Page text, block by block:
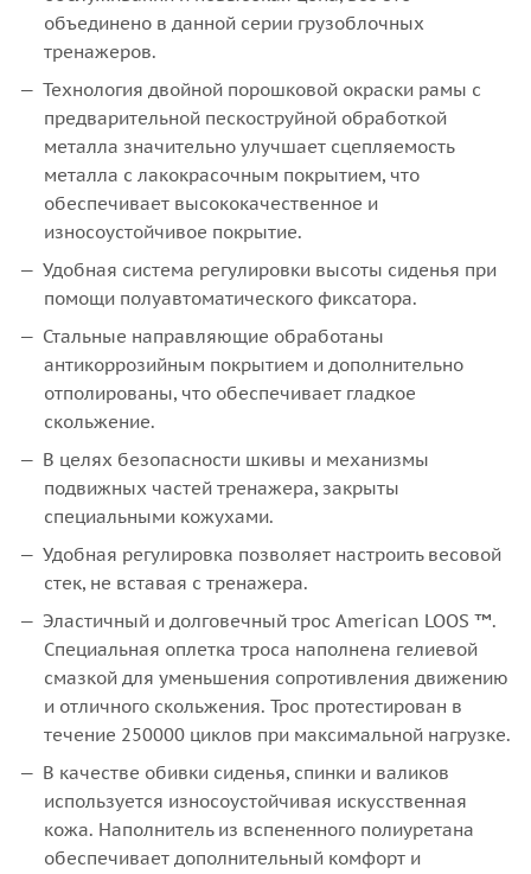
объединено в данной серии грузоблочных
тренажеров.
Технология двойной порошковой окраски рамы с
предварительной пескоструйной обработкой
металла значительно улучшает сцепляемость
металла с лакокрасочным покрытием, что
обеспечивает высококачественное и
износоустойчивое покрытие.
Удобная система регулировки высоты сиденья при
помощи полуавтоматического фиксатора.
Стальные направляющие обработаны
антикоррозийным покрытием и дополнительно
отполированы, что обеспечивает гладкое
скольжение.
В целях безопасности шкивы и механизмы
подвижных частей тренажера, закрыты
специальными кожухами.
Удобная регулировка позволяет настроить весовой
стек, не вставая с тренажера.
Эластичный и долговечный трос American LOOS ™.
Специальная оплетка троса наполнена гелиевой
смазкой для уменьшения сопротивления движению
и отличного скольжения. Трос протестирован в
течение 250000 циклов при максимальной нагрузке.
В качестве обивки сиденья, спинки и валиков
используется износоустойчивая искусственная
кожа. Наполнитель из вспененного полиуретана
обеспечивает дополнительный комфорт и